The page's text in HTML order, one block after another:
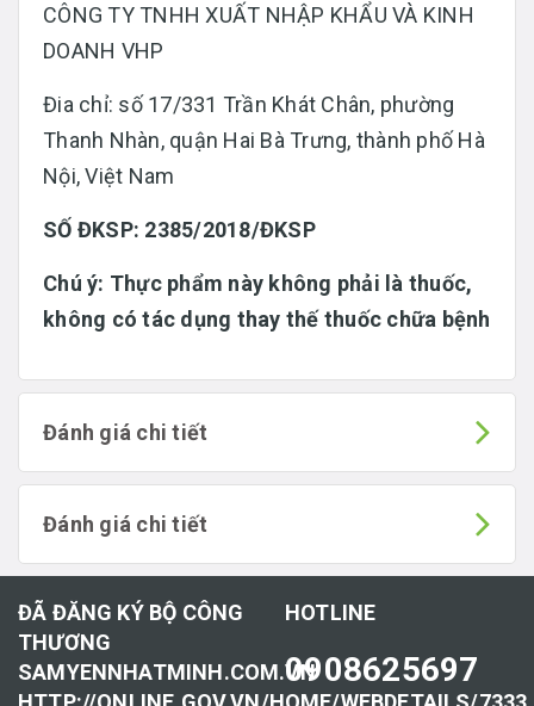
CÔNG TY TNHH XUẤT NHẬP KHẨU VÀ KINH
DOANH VHP
Đia chỉ: số 17/331 Trần Khát Chân, phường
Thanh Nhàn, quận Hai Bà Trưng, thành phố Hà
Nội, Việt Nam
SỐ ĐKSP: 2385/2018/ĐKSP
Chú ý: Thực phẩm này không phải là thuốc,
không có tác dụng thay thế thuốc chữa bệnh
Đánh giá chi tiết
Đánh giá chi tiết
ĐÃ ĐĂNG KÝ BỘ CÔNG
THƯƠNG
SAMYENNHATMINH.COM.VN
HOTLINE
0908625697